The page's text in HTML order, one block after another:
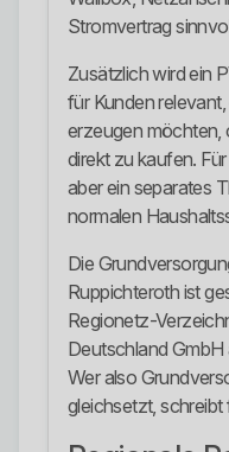
Stromvertrag
Zusätzlich wird ein
für Kunden
erzeugen möchten,
direkt zu kaufen.
aber ein separates
normalen
Die
Ruppichteroth ist
Regionetz-
Deutschland
Wer also
gleichsetzt, schreibt